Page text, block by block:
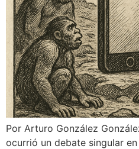
Por Arturo González
ocurrió un debate singular